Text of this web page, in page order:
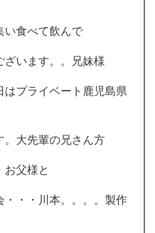
い食べて飲んで
います。。兄妹様
はプライベート鹿児島県
。大先輩の兄さん方
お父様と
・・川本。。。。製作